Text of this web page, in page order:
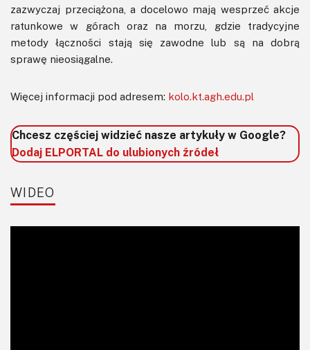
zazwyczaj przeciążona, a docelowo mają wesprzeć akcje
ratunkowe w górach oraz na morzu, gdzie tradycyjne
metody łączności stają się zawodne lub są na dobrą
sprawę nieosiągalne.
Więcej informacji pod adresem: kolo.kt.agh.edu.pl
Chcesz częściej widzieć nasze artykuły w Google?
Dodaj ELPORTAL do ulubionych źródeł
WIDEO